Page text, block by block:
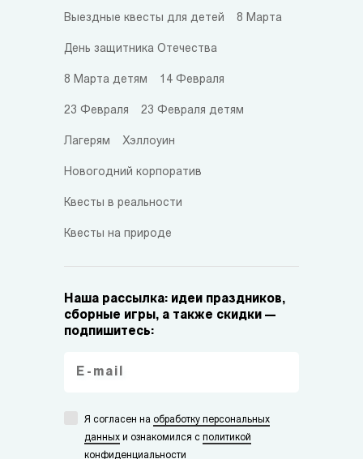
Выездные квесты для детей 8 Марта
День защитника Отечества
8 Марта детям 14 Февраля
23 Февраля 23 Февраля детям
Лагерям Хэллоуин
Новогодний корпоратив
Квесты в реальности
Квесты на природе
Наша рассылка: идеи праздников,
сборные игры, а также скидки —
подпишитесь:
Я согласен на обработку персональных
данных и ознакомился с политикой
конфиденциальности